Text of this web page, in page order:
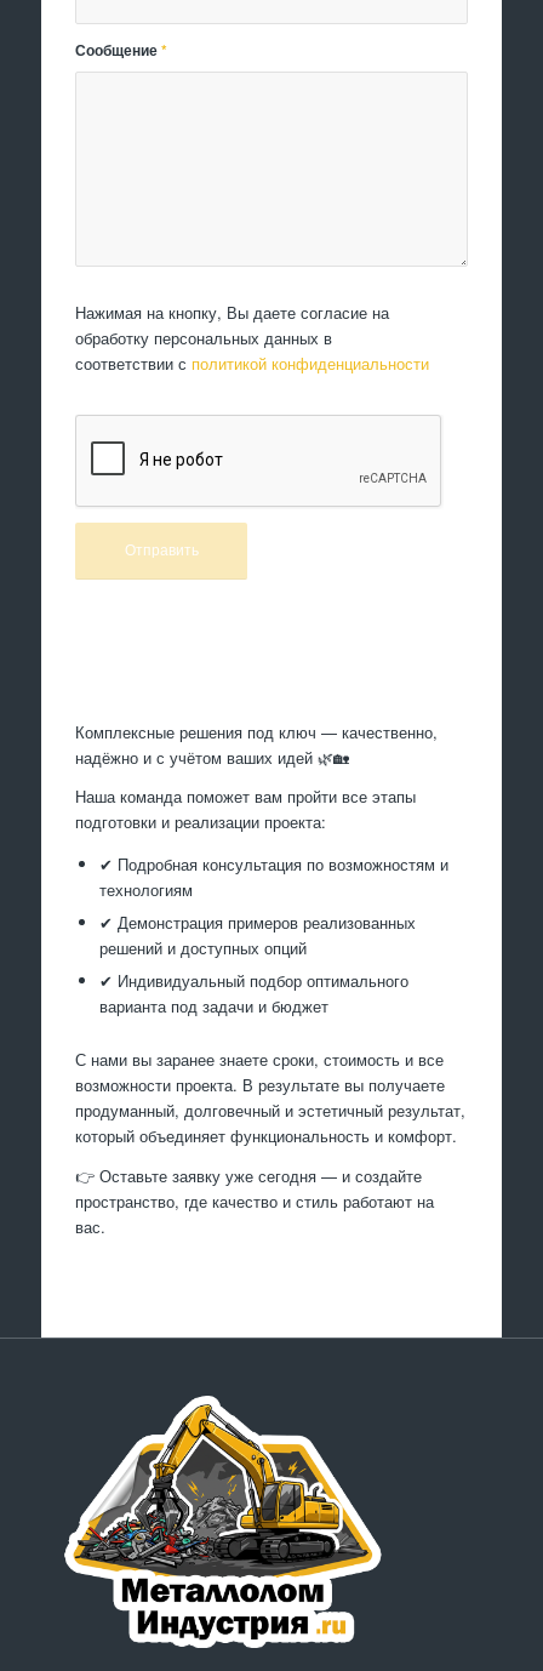
Сообщение*
Нажимая на кнопку, Вы даете согласие на
обработку персональных данных в
соответствии с политикой конфиденциальности
Комплексные решения под ключ — качественно,
надёжно и с учётом ваших идей 🌿🏡
Наша команда поможет вам пройти все этапы
подготовки и реализации проекта:
✔ Подробная консультация по возможностям и
технологиям
✔ Демонстрация примеров реализованных
решений и доступных опций
✔ Индивидуальный подбор оптимального
варианта под задачи и бюджет
С нами вы заранее знаете сроки, стоимость и все
возможности проекта. В результате вы получаете
продуманный, долговечный и эстетичный результат,
который объединяет функциональность и комфорт.
👉 Оставьте заявку уже сегодня — и создайте
пространство, где качество и стиль работают на
вас.